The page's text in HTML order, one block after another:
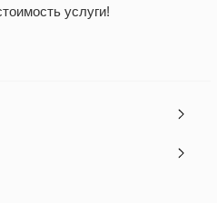
услуги!